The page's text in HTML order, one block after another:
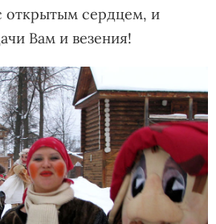
открытым сердцем, и
Вам и везения!